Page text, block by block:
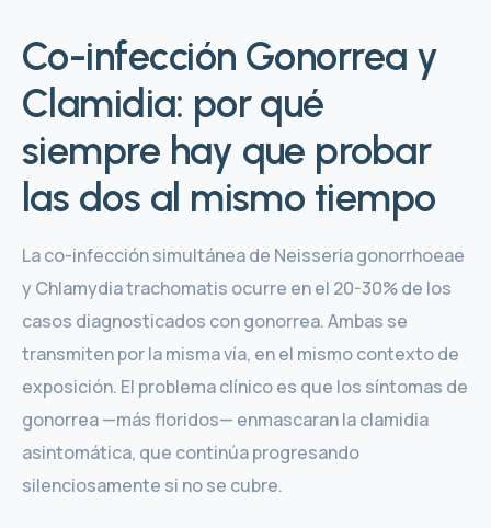
Co-infección Gonorrea y
Clamidia: por qué
siempre hay que probar
las dos al mismo tiempo
La co-infección simultánea de Neisseria gonorrhoeae
y Chlamydia trachomatis ocurre en el 20-30% de los
casos diagnosticados con gonorrea. Ambas se
transmiten por la misma vía, en el mismo contexto de
exposición. El problema clínico es que los síntomas de
gonorrea —más floridos— enmascaran la clamidia
asintomática, que continúa progresando
silenciosamente si no se cubre.